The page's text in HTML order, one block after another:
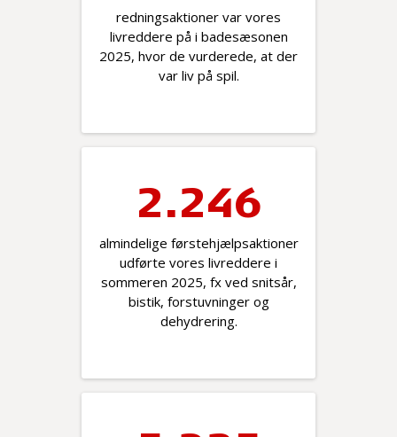
redningsaktioner var vores
livreddere på i badesæsonen
2025, hvor de vurderede, at der
var liv på spil.
2.260
almindelige førstehjælpsaktioner
udførte vores livreddere i
sommeren 2025, fx ved snitsår,
bistik, forstuvninger og
dehydrering.